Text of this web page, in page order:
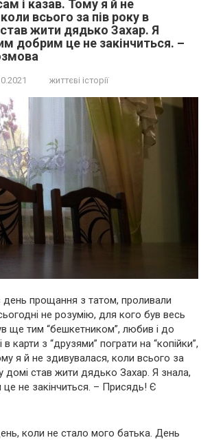
і казав. Тому я й не
всього за пів року в
жити дядько Захар. Я
добрим це не закінчиться. –
життєві історії
прощання з татом, проливали
не розумію, для кого був весь
ще тим “бешкетником”, любив і до
в карти з “друзями” пограти на “копійки”,
я й не здивувалася, коли всього за
домі став жити дядько Захар. Я знала,
не закінчиться. – Присядь! Є
коли не стало мого батька. День